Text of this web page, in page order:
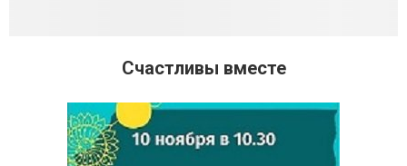
Счастливы вместе